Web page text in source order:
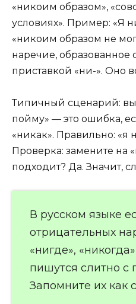
«никоим образом»,
условиях». Пример: «Я
«никоим образом не
наречие, образованное
приставкой «ни-». Оно
Типичный сценарий:
пойму» — это ошибка,
«никак». Правильно: «я
Проверка: замените на
подходит? Да. Значит,
В русском языке
отрицательных
«нигде»,
пишутся слитно с
Запомните их как